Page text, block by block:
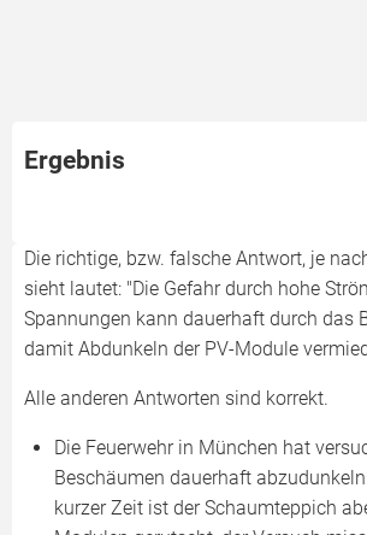
Ergebnis
Die richtige, bzw. falsche Antwort, je
sieht lautet: "Die Gefahr durch hohe
Spannungen kann dauerhaft durch das
damit Abdunkeln der PV-Module
Alle anderen Antworten sind korrekt.
Die Feuerwehr in München hat
Beschäumen dauerhaft
kurzer Zeit ist der Schaumteppich